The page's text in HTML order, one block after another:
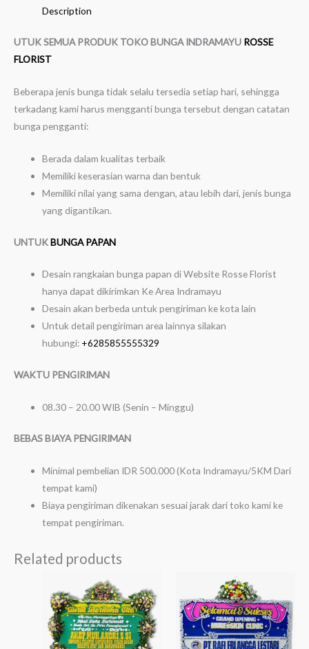
Description
UTUK SEMUA PRODUK TOKO BUNGA INDRAMAYU ROSSE
FLORIST
Beberapa jenis bunga tidak selalu tersedia setiap hari, sehingga
terkadang kami harus mengganti bunga tersebut dengan catatan
bunga pengganti:
Berada dalam kualitas terbaik
Memiliki keserasian warna dan bentuk
Memiliki nilai yang sama dengan, atau lebih dari, jenis bunga
yang digantikan.
UNTUKBUNGA PAPAN
Desain rangkaian bunga papan di Website Rosse Florist
hanya dapat dikirimkan Ke Area Indramayu
Desain akan berbeda untuk pengiriman ke kota lain
Untuk detail pengiriman area lainnya silakan
hubungi: +6285855555329
WAKTU PENGIRIMAN
08.30 – 20.00 WIB (Senin – Minggu)
BEBAS BIAYA PENGIRIMAN
Minimal pembelian IDR 500.000 (Kota Indramayu/5KM Dari
tempat kami)
Biaya pengiriman dikenakan sesuai jarak dari toko kami ke
tempat pengiriman.
Related products